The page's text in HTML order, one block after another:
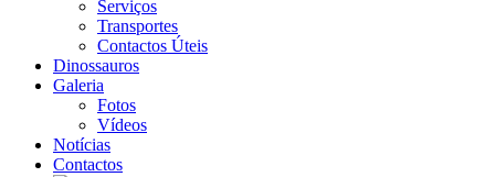
Serviços
Transportes
Contactos Úteis
Dinossauros
Galeria
Fotos
Vídeos
Notícias
Contactos